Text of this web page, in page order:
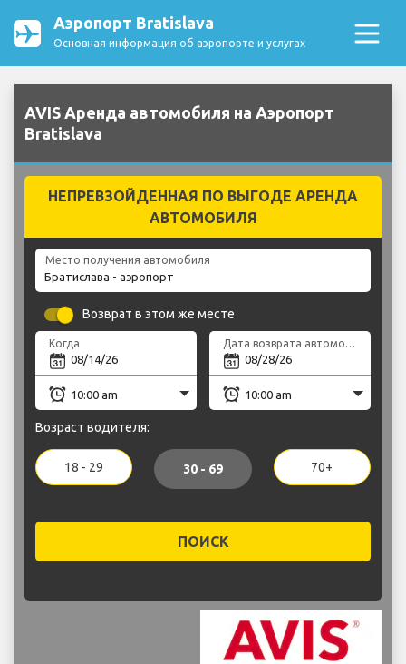
Аэропорт Bratislava
Основная информация об аэропорте и услугах
AVIS Аренда автомобиля на Аэропорт
Bratislava
НЕПРЕВЗОЙДЕННАЯ ПО ВЫГОДЕ АРЕНДА
АВТОМОБИЛЯ
Место получения автомобиля
Возврат в этом же месте
Когда Дата возврата автомобиля
Возраст водителя:
18 - 29 30 - 69 70+
ПОИСК